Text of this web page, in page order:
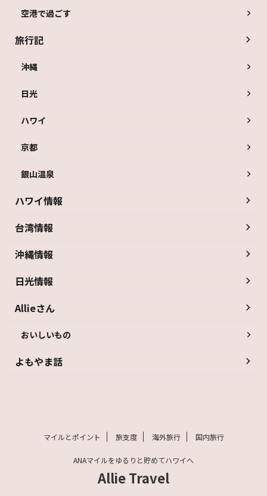
空港で過ごす
旅行記
沖縄
日光
ハワイ
京都
銀山温泉
ハワイ情報
台湾情報
沖縄情報
日光情報
Allieさん
おいしいもの
よもやま話
マイルとポイント 旅支度 海外旅行 国内旅行
ANAマイルをゆるりと貯めてハワイへ
Allie Travel